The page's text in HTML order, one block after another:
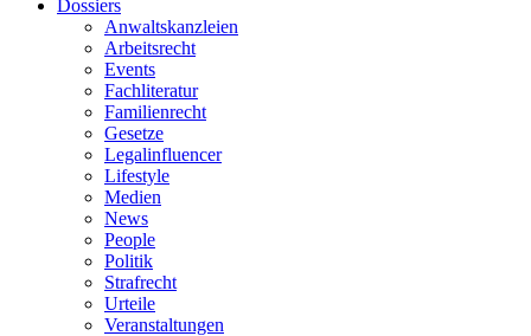
Dossiers
Anwaltskanzleien
Arbeitsrecht
Events
Fachliteratur
Familienrecht
Gesetze
Legalinfluencer
Lifestyle
Medien
News
People
Politik
Strafrecht
Urteile
Veranstaltungen